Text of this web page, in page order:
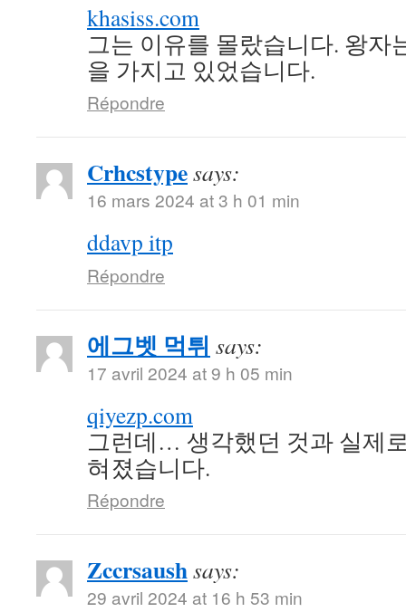
khasiss.com
그는 이유를 몰랐습니다. 왕자
을 가지고 있었습니다.
Répondre
Crhcstypesays:
16 mars 2024 at 3 h 01 min
ddavp itp
Répondre
에그벳 먹튀 says:
17 avril 2024 at 9 h 05 min
qiyezp.com
그런데… 생각했던 것과 실제
혀졌습니다.
Répondre
Zccrsaushsays:
29 avril 2024 at 16 h 53 min